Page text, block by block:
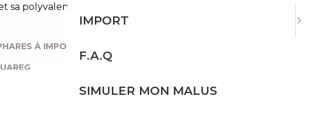
polyvalence. Découvrez ses caractéristiques et son
À IMPORTER D'ALLEMAGNE ?
IMPORT
F.A.Q
SIMULER MON MALUS